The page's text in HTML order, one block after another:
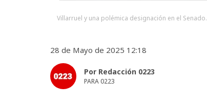
Villarruel y una polémica designación en el Senado.
28 de Mayo de 2025 12:18
Por Redacción 0223
PARA 0223